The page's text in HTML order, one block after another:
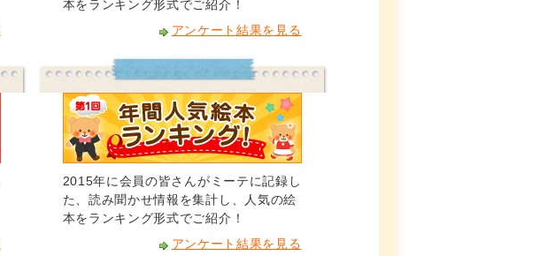
本をランキング形式でご紹介！
アンケート結果を見る
2015年に会員の皆さんがミーテに記録し
た、読み聞かせ情報を集計し、人気の絵
本をランキング形式でご紹介！
アンケート結果を見る